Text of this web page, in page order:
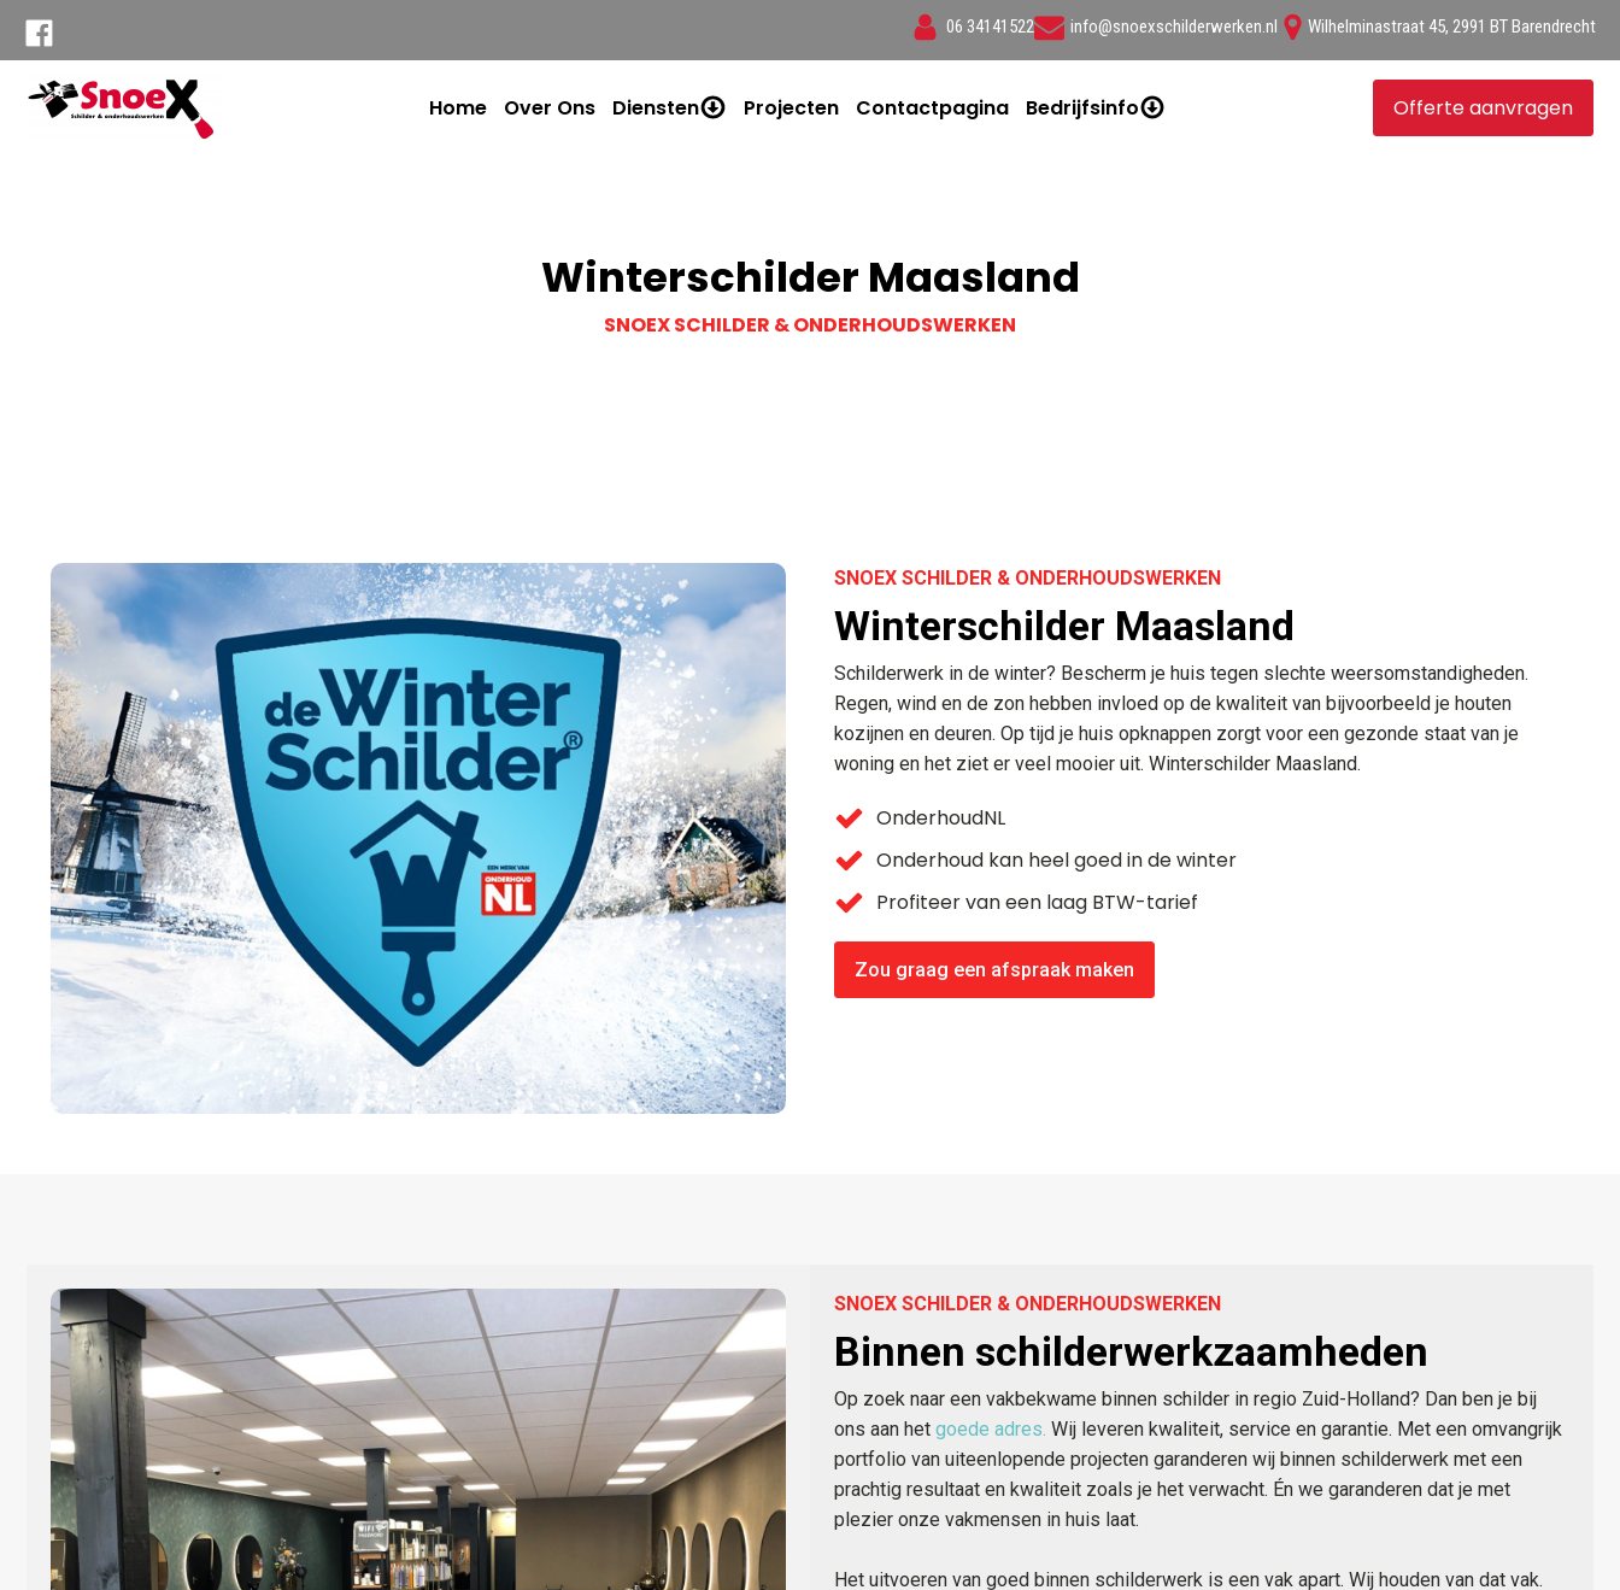
06 34141522 info@snoexschilderwerken.nl Wilhelminastraat 45, 2991 BT Barendrecht
Home Over Ons Diensten Projecten Contactpagina Bedrijfsinfo Offerte aanvragen
Winterschilder Maasland
SNOEX SCHILDER & ONDERHOUDSWERKEN
SNOEX SCHILDER & ONDERHOUDSWERKEN
Winterschilder Maasland
Schilderwerk in de winter? Bescherm je huis tegen slechte weersomstandigheden.
Regen, wind en de zon hebben invloed op de kwaliteit van bijvoorbeeld je houten
kozijnen en deuren. Op tijd je huis opknappen zorgt voor een gezonde staat van je
woning en het ziet er veel mooier uit. Winterschilder Maasland.
OnderhoudNL
Onderhoud kan heel goed in de winter
Profiteer van een laag BTW-tarief
Zou graag een afspraak maken
SNOEX SCHILDER & ONDERHOUDSWERKEN
Binnen schilderwerkzaamheden
Op zoek naar een vakbekwame binnen schilder in regio Zuid-Holland? Dan ben je bij
ons aan het goede adres. Wij leveren kwaliteit, service en garantie. Met een omvangrijk
portfolio van uiteenlopende projecten garanderen wij binnen schilderwerk met een
prachtig resultaat en kwaliteit zoals je het verwacht. Én we garanderen dat je met
plezier onze vakmensen in huis laat.
Het uitvoeren van goed binnen schilderwerk is een vak apart. Wij houden van dat vak.